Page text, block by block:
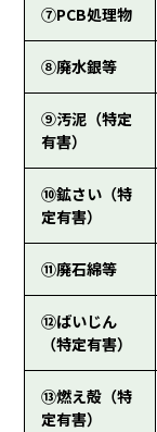
⑦PCB処理物
⑧廃水銀等
⑨汚泥（特定
有害）
⑩鉱さい（特
定有害）
⑪廃石綿等
⑫ばいじん
（特定有害）
⑬燃え殻（特
定有害）